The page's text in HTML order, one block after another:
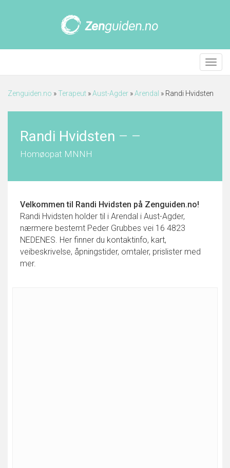
Meny
Zenguiden.no »Terapeut »Aust-Agder »Arendal » Randi Hvidsten
Randi Hvidsten – –
Homøopat MNNH
Velkommen til Randi Hvidsten på Zenguiden.no!
Randi Hvidsten holder til i Arendal i Aust-Agder,
nærmere bestemt Peder Grubbes vei 16 4823
NEDENES. Her finner du kontaktinfo, kart,
veibeskrivelse, åpningstider, omtaler, prislister med
mer.